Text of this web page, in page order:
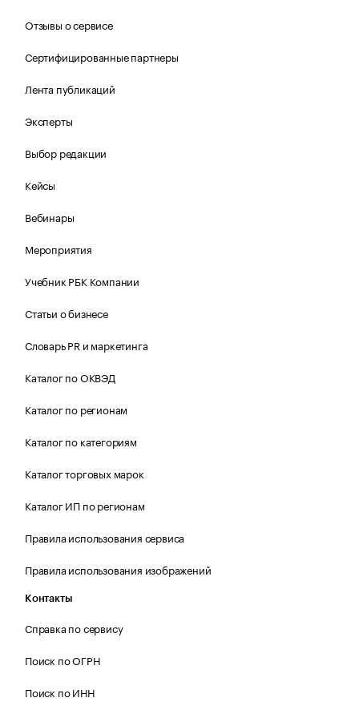
Отзывы о сервисе
Сертифицированные партнеры
Лента публикаций
Эксперты
Выбор редакции
Кейсы
Вебинары
Мероприятия
Учебник РБК Компании
Статьи о бизнесе
Словарь PR и маркетинга
Каталог по ОКВЭД
Каталог по регионам
Каталог по категориям
Каталог торговых марок
Каталог ИП по регионам
Правила использования сервиса
Правила использования изображений
Контакты
Справка по сервису
Поиск по ОГРН
Поиск по ИНН